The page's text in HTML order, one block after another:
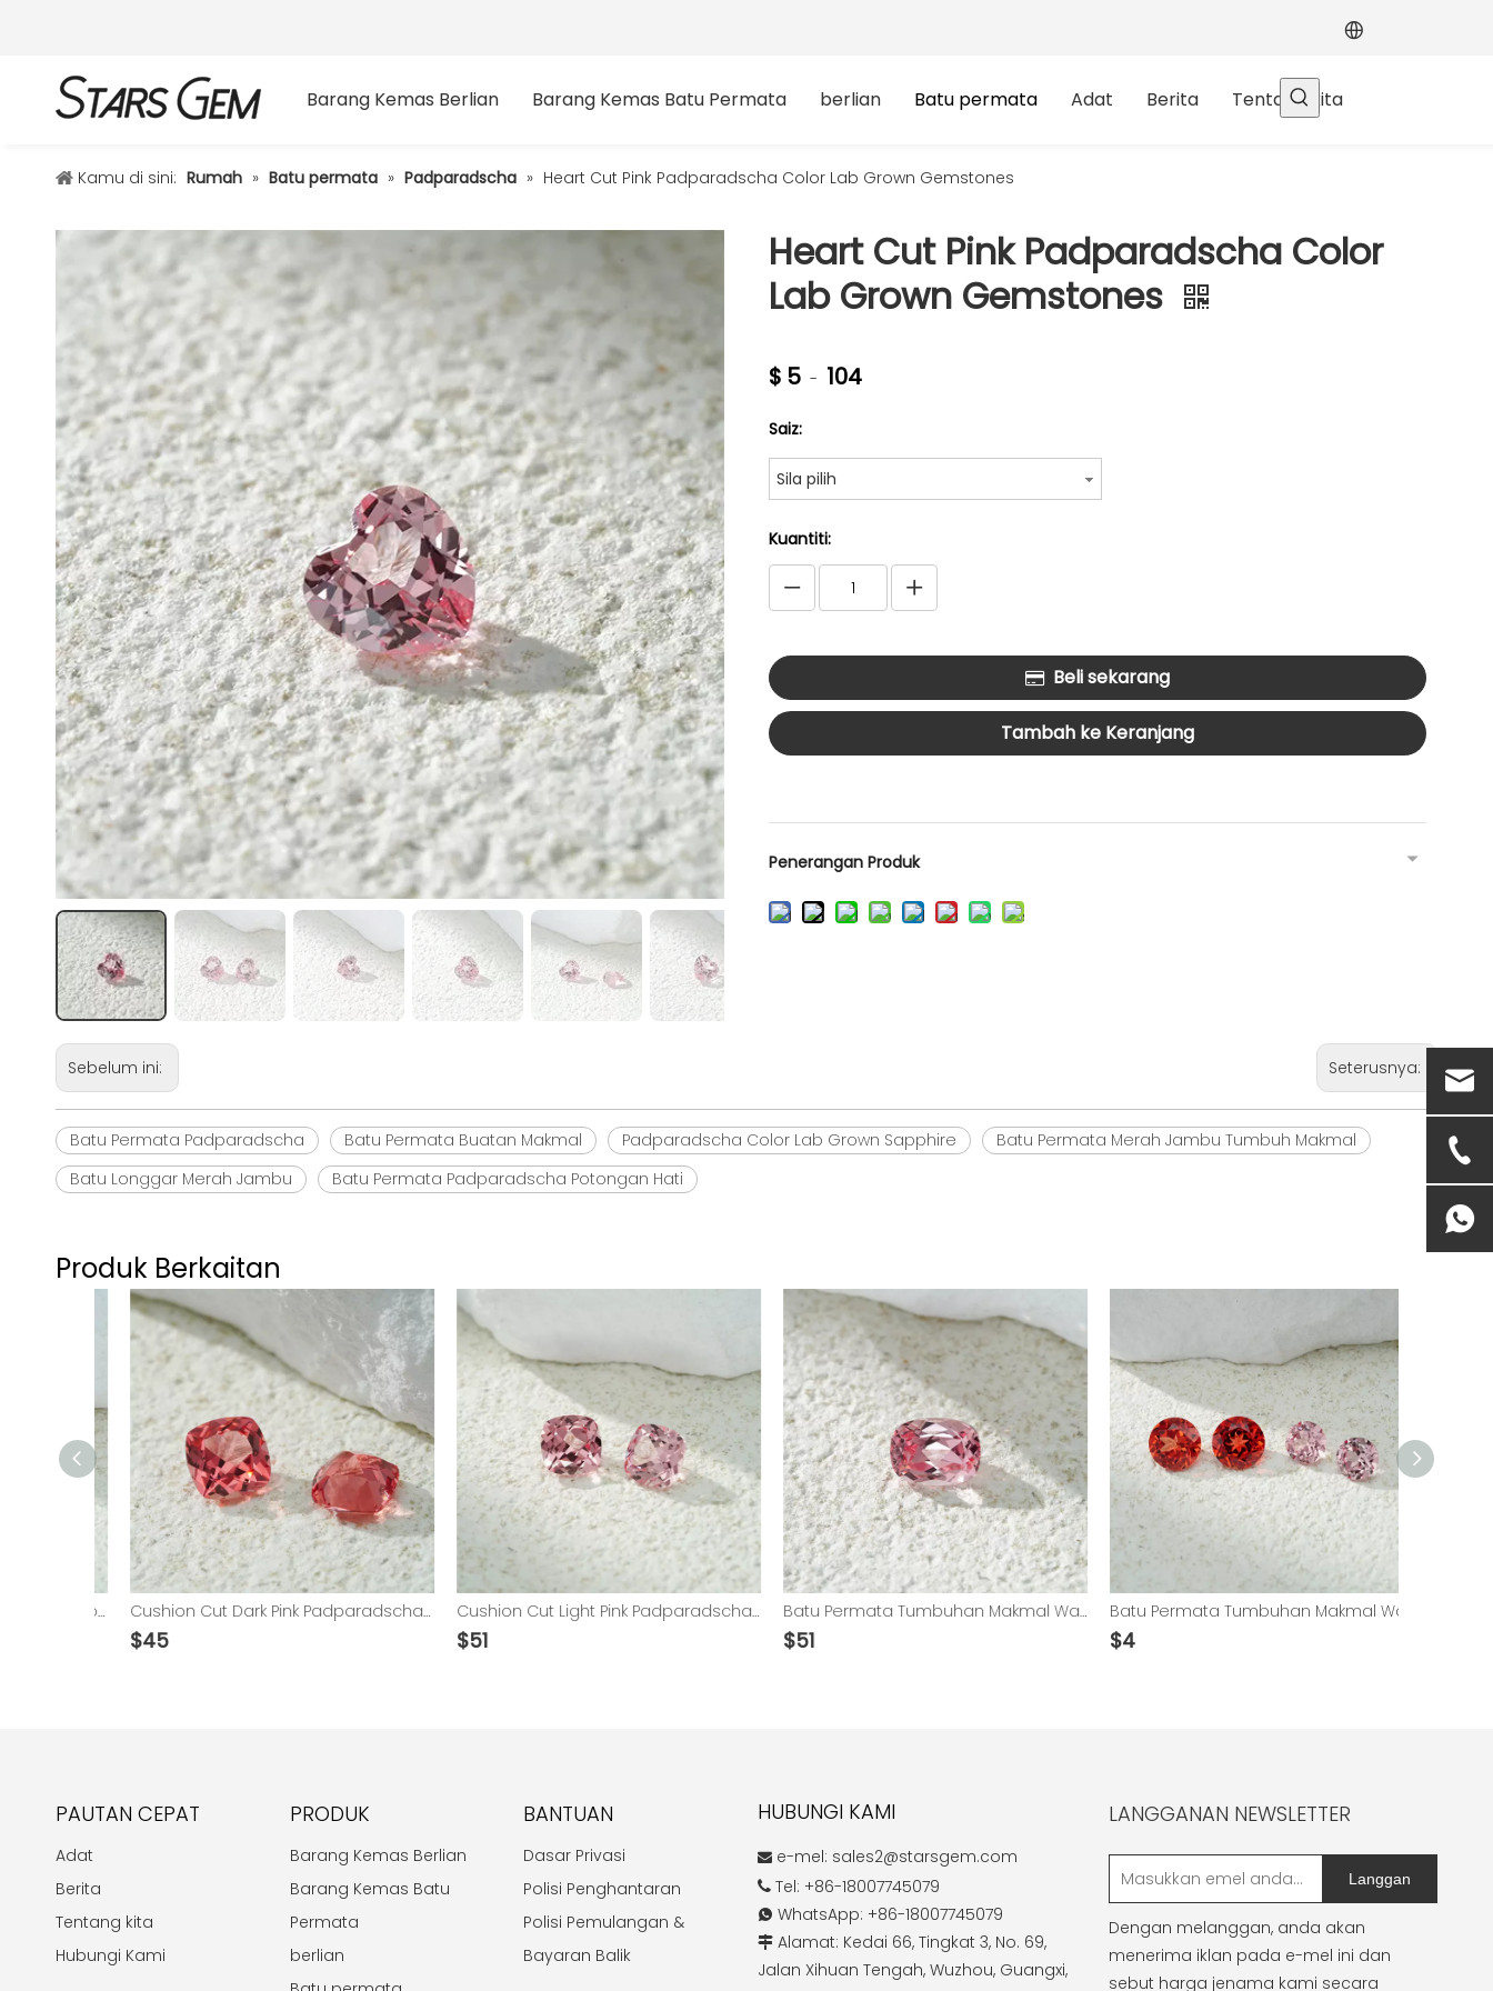
Barang Kemas Berlian Barang Kemas Batu Permata berlian Batu permata Adat Berita Tentang kita
Kamu di sini: Rumah » Batu permata » Padparadscha » Heart Cut Pink Padparadscha Color Lab Grown Gemstones
Heart Cut Pink Padparadscha Color
Lab Grown Gemstones
$ 5 - 104
Saiz:
Sila pilih
Kuantiti:
Beli sekarang
Tambah ke Keranjang
Penerangan Produk
Sebelum ini: Seterusnya:
Batu Permata Padparadscha Batu Permata Buatan Makmal Padparadscha Color Lab Grown Sapphire
Batu Permata Merah Jambu Tumbuh Makmal
Batu Longgar Merah Jambu
Batu Permata Padparadscha Potongan Hati
Produk Berkaitan
Cushion Cut Dark Pink Padparadscha Color Lab Grown Gemstones
45
Cushion Cut Light Pink Padparadscha Color Lab Grown Gemstones
51
Batu Permata Tumbuhan Makmal Warna Pink Padparadscha Potongan Kusyen Panjang
51
Batu Permata Tumbuhan Makmal Warna Pink Padparadscha Potongan Cemerlang Bulat
PAUTAN CEPAT
Adat
Berita
Tentang kita
Hubungi Kami
PRODUK
Barang Kemas Berlian
Barang Kemas Batu
Permata
berlian
BANTUAN
Dasar Privasi
Polisi Penghantaran
Polisi Pemulangan &
Bayaran Balik
HUBUNGI KAMI
e-mel: sales2@starsgem.com
Tel: +86-18007745079
 WhatsApp: +86-18007745079
Alamat: Kedai 66, Tingkat 3, No. 69,
Jalan Xihuan Tengah, Wuzhou, Guangxi,
LANGGANAN NEWSLETTER
Langgan
Dengan melanggan, anda akan
menerima iklan pada e-mel ini dan
sebut harga jenama kami secara